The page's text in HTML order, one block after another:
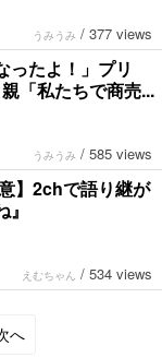
うみうみ / 377 views
ったよ！」プリ
「私たちで商売...
うみうみ / 585 views
】2chで語り継が
えむちゃん / 534 views
へ